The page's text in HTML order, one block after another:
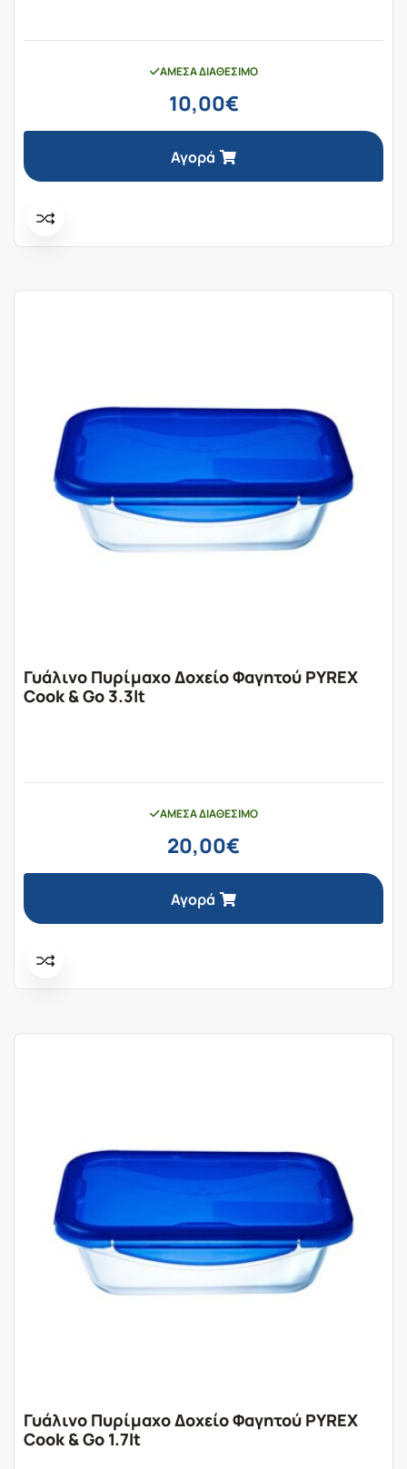
ΆΜΕΣΑ ΔΙΑΘΈΣΙΜΟ
10,00€
Αγορά
Γυάλινο Πυρίμαχο Δοχείο Φαγητού PYREX
Cook & Go 3.3lt
ΆΜΕΣΑ ΔΙΑΘΈΣΙΜΟ
20,00€
Αγορά
Γυάλινο Πυρίμαχο Δοχείο Φαγητού PYREX
Cook & Go 1.7lt